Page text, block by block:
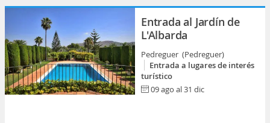
Entrada al Jardín de
L'Albarda
Pedreguer (Pedreguer)
Entrada a lugares de interés
turístico
09 ago al 31 dic